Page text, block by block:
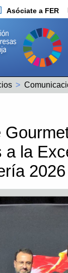
Asóciate a FER
a la
2026